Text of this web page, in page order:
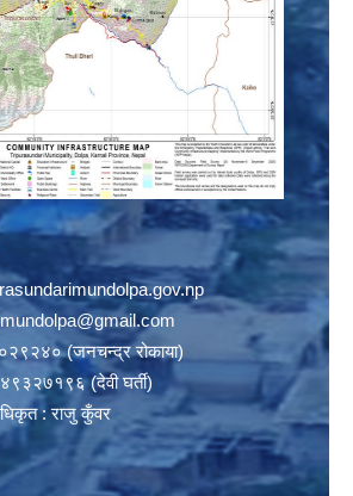
(जनचन्द्र रोकाया)
(देवी घर्ती)
: राजु कुँवर